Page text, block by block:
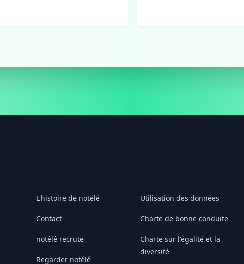
L'histoire de notélé
Contact
notélé recrute
Regarder notélé
Utilisation des données
Charte de bonne conduite
Charte sur l'égalité et la
diversité